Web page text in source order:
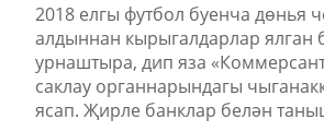
2018 елгы футбол буенча дөнья
алдыннан кырыгалдарлар ялган
урнаштыра, дип яза
саклау органнарындагы
ясап. Җирле банклар белән